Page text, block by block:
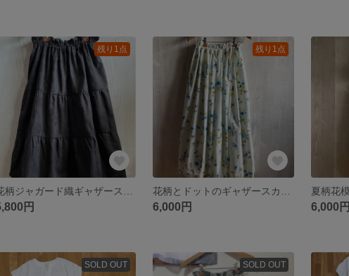
残り1点
円
残り1点
6,000円 6,000円
SOLD OUT SOLD OUT